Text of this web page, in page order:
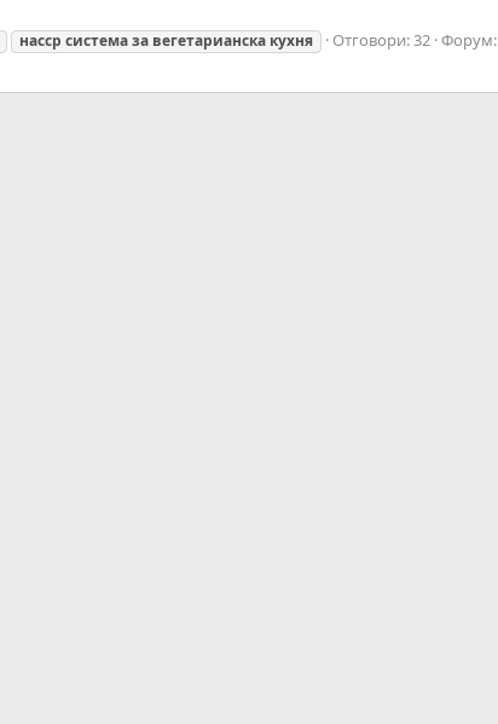
насср системаза вегетарианска кухня Отговори: 32 Форум: